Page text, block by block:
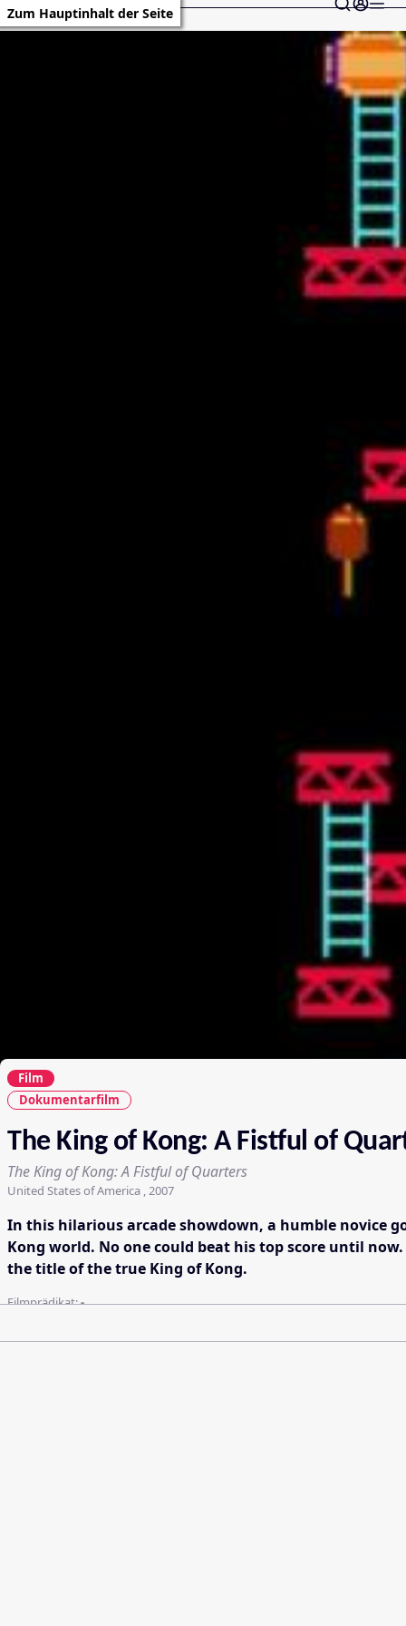
Zum Hauptinhalt der Seite
Film
Dokumentarfilm
The King of Kong: A Fistful of
The King of Kong: A Fistful of Quarters
United States of America , 2007
In this hilarious arcade showdown, a humble novice
Kong world. No one could beat his top score until
the title of the true King of Kong.
Filmprädikat:-